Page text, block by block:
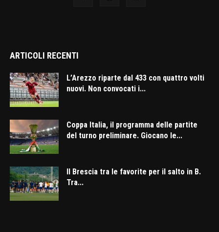
ARTICOLI RECENTI
L’Arezzo riparte dal 433 con quattro volti
nuovi. Non convocati i...
Coppa Italia, il programma delle partite
del turno preliminare. Giocano le...
Il Brescia tra le favorite per il salto in B.
Tra...